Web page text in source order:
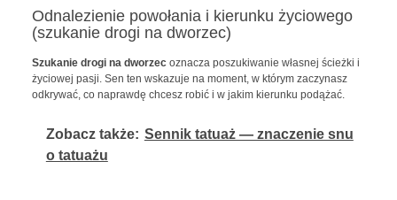
Odnalezienie powołania i kierunku życiowego
(szukanie drogi na dworzec)
Szukanie drogi na dworzecoznacza poszukiwanie własnej ścieżki i
życiowej pasji. Sen ten wskazuje na moment, w którym zaczynasz
odkrywać, co naprawdę chcesz robić i w jakim kierunku podążać.
Zobacz także: Sennik tatuaż — znaczenie snu
o tatuażu